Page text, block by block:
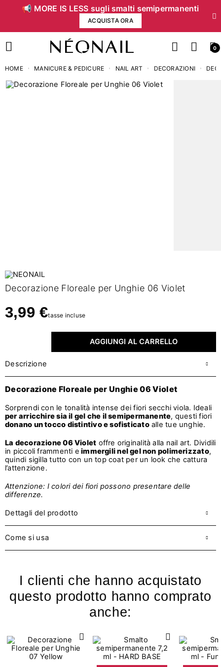
📢 MORE IS LESS sugli smalti semipermanenti
ACQUISTA ORA
0
HOME MANICURE & PEDICURE NAIL ART DECORAZIONI
Decorazione Floreale per Unghie 06 Violet
3,99 €tasse incluse
AGGIUNGI AL CARRELLO
Descrizione
Decorazione Floreale per Unghie 06 Violet
Sorprendi con le tonalità intense dei fiori secchi viola. Ideali
per arricchire sia il gel che il semipermanente, questi fiori
donano un tocco distintivo e sofisticatoalle tue unghie.
La decorazione 06 Violet offre originalità alla nail art. Dividili
in piccoli frammenti e immergili nel gel non polimerizzato,
quindi sigilla tutto con un top coat per un look che cattura
l’attenzione.
Attenzione: I colori dei fiori possono presentare delle
differenze.
Dettagli del prodotto
Come si usa
I clienti che hanno acquistato
questo prodotto hanno comprato
anche: